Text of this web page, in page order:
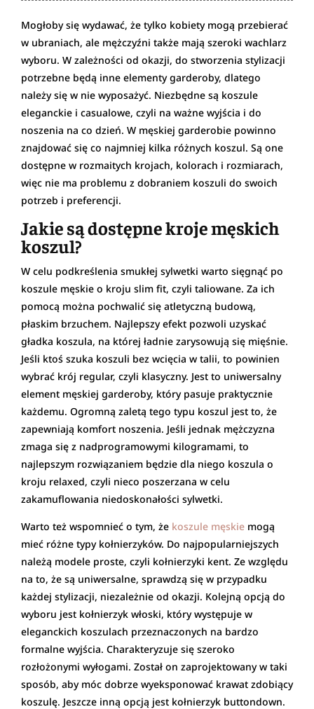
Mogłoby się wydawać, że tylko kobiety mogą przebierać
w ubraniach, ale mężczyźni także mają szeroki wachlarz
wyboru. W zależności od okazji, do stworzenia stylizacji
potrzebne będą inne elementy garderoby, dlatego
należy się w nie wyposażyć. Niezbędne są koszule
eleganckie i casualowe, czyli na ważne wyjścia i do
noszenia na co dzień. W męskiej garderobie powinno
znajdować się co najmniej kilka różnych koszul. Są one
dostępne w rozmaitych krojach, kolorach i rozmiarach,
więc nie ma problemu z dobraniem koszuli do swoich
potrzeb i preferencji.
Jakie są dostępne kroje męskich
koszul?
W celu podkreślenia smukłej sylwetki warto sięgnąć po
koszule męskie o kroju slim fit, czyli taliowane. Za ich
pomocą można pochwalić się atletyczną budową,
płaskim brzuchem. Najlepszy efekt pozwoli uzyskać
gładka koszula, na której ładnie zarysowują się mięśnie.
Jeśli ktoś szuka koszuli bez wcięcia w talii, to powinien
wybrać krój regular, czyli klasyczny. Jest to uniwersalny
element męskiej garderoby, który pasuje praktycznie
każdemu. Ogromną zaletą tego typu koszul jest to, że
zapewniają komfort noszenia. Jeśli jednak mężczyzna
zmaga się z nadprogramowymi kilogramami, to
najlepszym rozwiązaniem będzie dla niego koszula o
kroju relaxed, czyli nieco poszerzana w celu
zakamuflowania niedoskonałości sylwetki.
Warto też wspomnieć o tym, że koszule męskie mogą
mieć różne typy kołnierzyków. Do najpopularniejszych
należą modele proste, czyli kołnierzyki kent. Ze względu
na to, że są uniwersalne, sprawdzą się w przypadku
każdej stylizacji, niezależnie od okazji. Kolejną opcją do
wyboru jest kołnierzyk włoski, który występuje w
eleganckich koszulach przeznaczonych na bardzo
formalne wyjścia. Charakteryzuje się szeroko
rozłożonymi wyłogami. Został on zaprojektowany w taki
sposób, aby móc dobrze wyeksponować krawat zdobiący
koszulę. Jeszcze inną opcją jest kołnierzyk buttondown.